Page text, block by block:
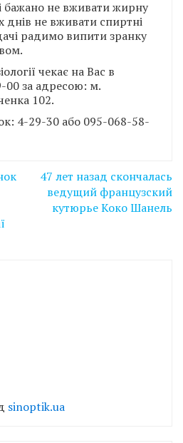
бажано не вживати жирну
днів не вживати спиртні
радимо випити зранку
чекає на Вас в
00 за адресою: м.
102.
4-29-30 або 095-068-58-
47 лет назад скончалась
ведущий французский
кутюрье Коко Шанель
sinoptik.ua